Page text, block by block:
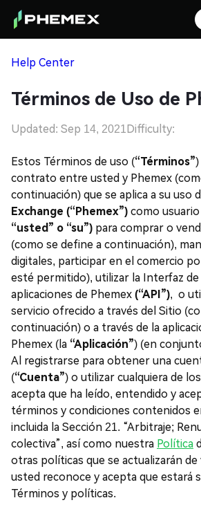
Help Center
Términos de Uso de
Updated: Sep 14, 2021 Difficulty:
Estos Términos de uso (“Términos”
contrato entre usted y Phemex
continuación) que se aplica a su uso
Exchange (“Phemex”) como usuario
“usted” o “su”) para comprar o
(como se define a continuación),
digitales, participar en el comercio
esté permitido), utilizar la Interfaz
aplicaciones de Phemex (“API”), o
servicio ofrecido a través del Sitio
continuación) o a través de la
Phemex (la “Aplicación”) (en
Al registrarse para obtener una
(“Cuenta”) o utilizar cualquiera de
acepta que ha leído, entendido y
términos y condiciones contenidos
incluida la Sección 21. “Arbitraje;
colectiva”, así como nuestra Política
otras políticas que se actualizarán de
usted reconoce y acepta que estará
Términos y políticas.